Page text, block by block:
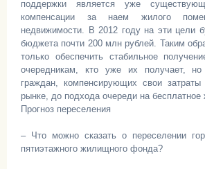
поддержки является уже
компенсации за наем жилого
недвижимости. В 2012 году на эти цели
бюджета почти 200 млн рублей. Таким
только обеспечить стабильное
очередникам, кто уже их получает,
граждан, компенсирующих свои
рынке, до подхода очереди на бесплатное
Прогноз переселения
– Что можно сказать о переселении
пятиэтажного жилищного фонда?